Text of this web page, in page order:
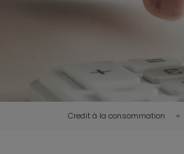
Credit à la consommation